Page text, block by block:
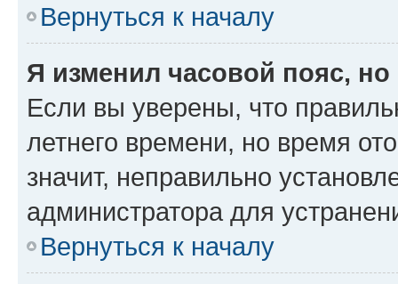
Вернуться к началу
Я изменил часовой пояс,
Если вы уверены, что
летнего времени, но время
значит, неправильно
администратора для
Вернуться к началу